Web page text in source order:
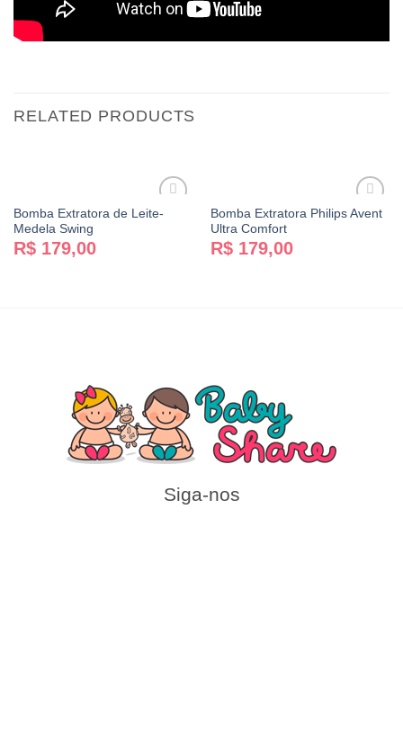
RELATED PRODUCTS
Bomba Extratora de Leite-
Medela Swing
R$179,00
Bomba Extratora Philips Avent
Ultra Comfort
R$179,00
Siga-nos